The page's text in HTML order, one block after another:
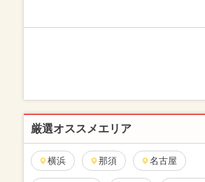
厳選オススメエリア
横浜 那須 名古屋